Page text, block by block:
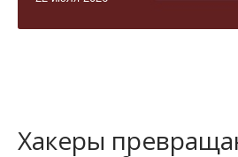
Хакеры